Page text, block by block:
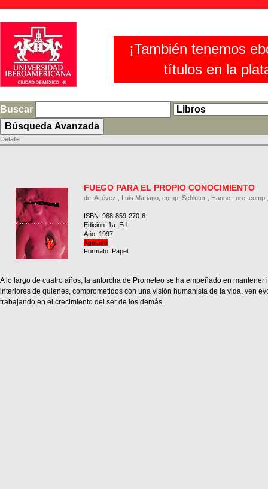
¡También tenemos
títulos en la
Buscar
Detalle
FUEGO PARA EL PROPIO CONOCIMIENTO
de: Acévez , Luis Mariano, comp.;Schluter , Hanne Lore, comp.;
ISBN: 968-859-270-6
Edición: 1a. Ed.
Año: 1997
Agotado
Formato: Papel
A lo largo de cuatro años, la antorcha de Prometeo se ha empeñado en mantener
interiores de quienes, comprometidos con una visión humanista de la vida, ven
trabajando en el crecimiento del ser de los demás.